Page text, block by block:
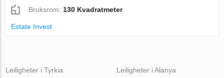
Bruksrom: 130 Kvadratmeter
Estate Invest
Leiligheter i Tyrkia
Leiligheter i Alanya